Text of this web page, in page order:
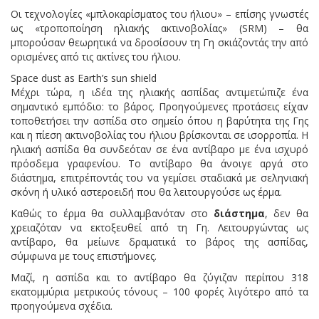
Οι τεχνολογίες «μπλοκαρίσματος του ήλιου» – επίσης γνωστές
ως «τροποποίηση ηλιακής ακτινοβολίας» (SRM) – θα
μπορούσαν θεωρητικά να δροσίσουν τη Γη σκιάζοντάς την από
ορισμένες από τις ακτίνες του ήλιου.
Space dust as Earth’s sun shield
Μέχρι τώρα, η ιδέα της ηλιακής ασπίδας αντιμετώπιζε ένα
σημαντικό εμπόδιο: το βάρος. Προηγούμενες προτάσεις είχαν
τοποθετήσει την ασπίδα στο σημείο όπου η βαρύτητα της Γης
και η πίεση ακτινοβολίας του ήλιου βρίσκονται σε ισορροπία. Η
ηλιακή ασπίδα θα συνδεόταν σε ένα αντίβαρο με ένα ισχυρό
πρόσδεμα γραφενίου. Το αντίβαρο θα άνοιγε αργά στο
διάστημα, επιτρέποντάς του να γεμίσει σταδιακά με σεληνιακή
σκόνη ή υλικό αστεροειδή που θα λειτουργούσε ως έρμα.
Καθώς το έρμα θα συλλαμβανόταν στο διάστημα, δεν θα
χρειαζόταν να εκτοξευθεί από τη Γη. Λειτουργώντας ως
αντίβαρο, θα μείωνε δραματικά το βάρος της ασπίδας,
σύμφωνα με τους επιστήμονες.
Μαζί, η ασπίδα και το αντίβαρο θα ζύγιζαν περίπου 318
εκατομμύρια μετρικούς τόνους – 100 φορές λιγότερο από τα
προηγούμενα σχέδια.